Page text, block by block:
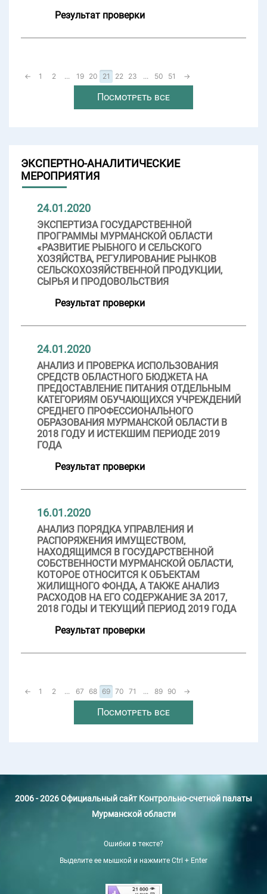
Результат проверки
← 1 2 ... 19 20 21 22 23 ... 50 51 →
Посмотреть все
ЭКСПЕРТНО-АНАЛИТИЧЕСКИЕ
МЕРОПРИЯТИЯ
24.01.2020
ЭКСПЕРТИЗА ГОСУДАРСТВЕННОЙ
ПРОГРАММЫ МУРМАНСКОЙ ОБЛАСТИ
«РАЗВИТИЕ РЫБНОГО И СЕЛЬСКОГО
ХОЗЯЙСТВА, РЕГУЛИРОВАНИЕ РЫНКОВ
СЕЛЬСКОХОЗЯЙСТВЕННОЙ ПРОДУКЦИИ,
СЫРЬЯ И ПРОДОВОЛЬСТВИЯ
Результат проверки
24.01.2020
АНАЛИЗ И ПРОВЕРКА ИСПОЛЬЗОВАНИЯ
СРЕДСТВ ОБЛАСТНОГО БЮДЖЕТА НА
ПРЕДОСТАВЛЕНИЕ ПИТАНИЯ ОТДЕЛЬНЫМ
КАТЕГОРИЯМ ОБУЧАЮЩИХСЯ УЧРЕЖДЕНИЙ
СРЕДНЕГО ПРОФЕССИОНАЛЬНОГО
ОБРАЗОВАНИЯ МУРМАНСКОЙ ОБЛАСТИ В
2018 ГОДУ И ИСТЕКШИМ ПЕРИОДЕ 2019
ГОДА
Результат проверки
16.01.2020
АНАЛИЗ ПОРЯДКА УПРАВЛЕНИЯ И
РАСПОРЯЖЕНИЯ ИМУЩЕСТВОМ,
НАХОДЯЩИМСЯ В ГОСУДАРСТВЕННОЙ
СОБСТВЕННОСТИ МУРМАНСКОЙ ОБЛАСТИ,
КОТОРОЕ ОТНОСИТСЯ К ОБЪЕКТАМ
ЖИЛИЩНОГО ФОНДА, А ТАКЖЕ АНАЛИЗ
РАСХОДОВ НА ЕГО СОДЕРЖАНИЕ ЗА 2017,
2018 ГОДЫ И ТЕКУЩИЙ ПЕРИОД 2019 ГОДА
Результат проверки
← 1 2 ... 67 68 69 70 71 ... 89 90 →
Посмотреть все
2006 - 2026 Официальный сайт Контрольно-счетной палаты
Мурманской области
Ошибки в тексте?
Выделите ее мышкой и нажмите Ctrl + Enter